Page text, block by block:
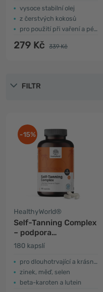
vysoce stabilní olej
z čerstvých kokosů
pro použití při vaření a péči o pleť
279 Kč 339 Kč
FILTR
-15%
HealthyWorld®
Self-Tanning Complex
– podpora
přirozeného opálení
180 kapslí
pro dlouhotrvající a krásné opálení
zinek, měď, selen
beta-karoten a lutein